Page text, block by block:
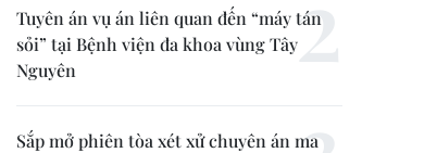
Tuyên án vụ án liên quan đến “máy tán
sỏi” tại Bệnh viện đa khoa vùng Tây
Nguyên
Sắp mở phiên tòa xét xử chuyên án ma